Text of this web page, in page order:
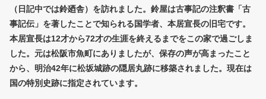
（日記中では鈴廼舎）を訪れました。鈴屋は古事記の注釈書「古
事記伝」を著したことで知られる国学者、本居宣長の旧宅です。
本居宣長は12才から72才の生涯を終えるまでをこの家で過ごしま
した。元は松阪市魚町にありましたが、保存の声が高まったこと
から、明治42年に松坂城跡の隠居丸跡に移築されました。現在は
国の特別史跡に指定されています。